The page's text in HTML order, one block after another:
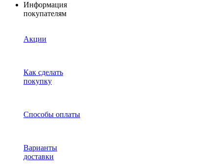
Информация
покупателям
Акции
Как сделать
покупку
Способы оплаты
Варианты
доставки